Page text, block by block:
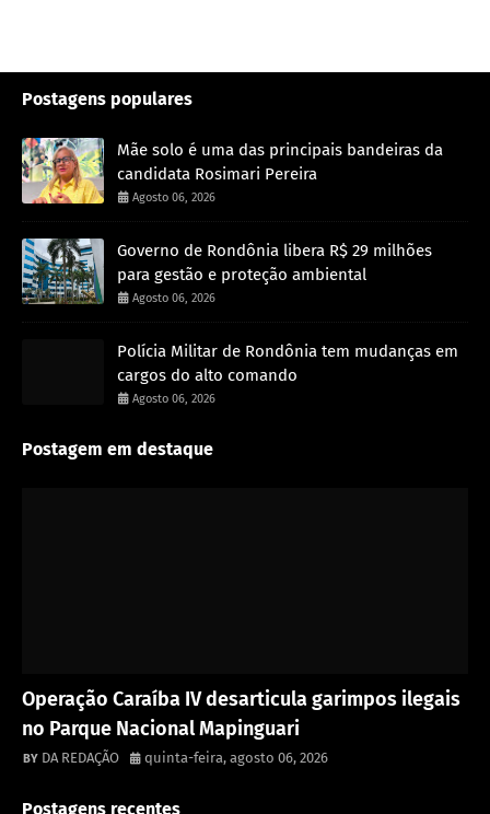
Postagens populares
Mãe solo é uma das principais bandeiras da
candidata Rosimari Pereira
Agosto 06, 2026
Governo de Rondônia libera R$ 29 milhões
para gestão e proteção ambiental
Agosto 06, 2026
Polícia Militar de Rondônia tem mudanças em
cargos do alto comando
Agosto 06, 2026
Postagem em destaque
Operação Caraíba IV desarticula garimpos ilegais
no Parque Nacional Mapinguari
DA REDAÇÃO quinta-feira, agosto 06, 2026
Postagens recentes